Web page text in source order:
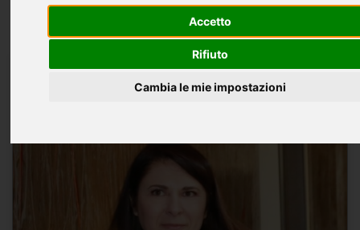
Accetto
Rifiuto
Cambia le mie impostazioni
... 9 10 11 12